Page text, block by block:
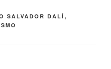
SALVADOR DALÍ ,